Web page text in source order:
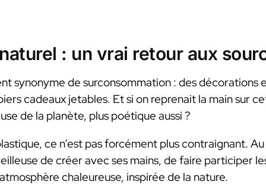
: un vrai retour aux
synonyme de surconsommation : des décorations
cadeaux jetables. Et si on reprenait la main sur
de la planète, plus poétique aussi ?
ce n’est pas forcément plus contraignant.
de créer avec ses mains, de faire participer
chaleureuse, inspirée de la nature.